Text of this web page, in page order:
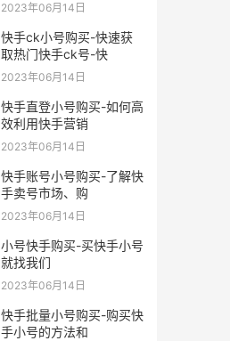
2023年06月14日
快手ck小号购买-快速获
取热门快手ck号-快
2023年06月14日
快手直登小号购买-如何高
效利用快手营销
2023年06月14日
快手账号小号购买-了解快
手卖号市场、购
2023年06月14日
小号快手购买-买快手小号
就找我们
2023年06月14日
快手批量小号购买-购买快
手小号的方法和